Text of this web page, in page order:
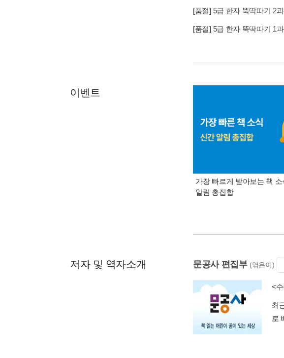
[품절] 5급 한자 뚝딱따기 2
[품절] 5급 한자 뚝딱따기 1
이벤트
가장 빠르게 받아보는 책
알림 총집합
저자 및 역자소개 문공사 편집부 (엮은이)
<
최
로